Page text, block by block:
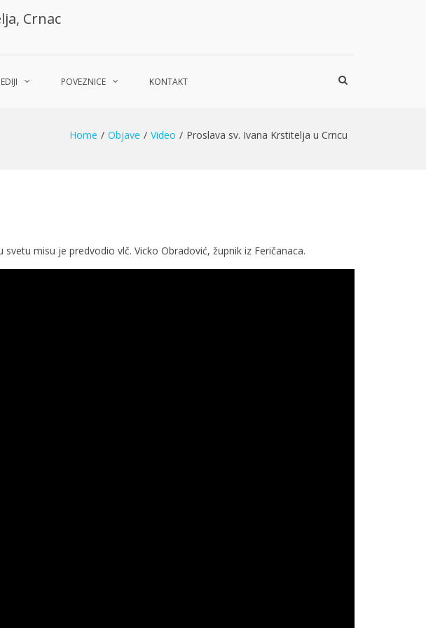
Crnac
POVEZNICE KONTAKT
Show
Home Objave Video Proslava sv. Ivana Krstitelja u Crncu
misu je predvodio vlč. Vicko Obradović, župnik iz Feričanaca.